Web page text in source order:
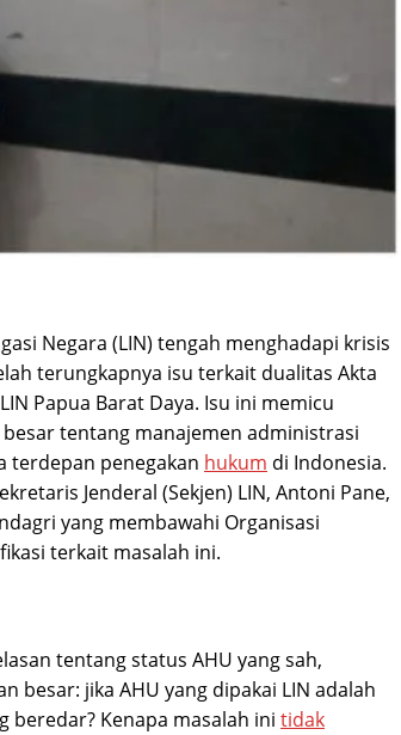
Negara (LIN) tengah menghadapi krisis
terungkapnya isu terkait dualitas Akta
Papua Barat Daya. Isu ini memicu
tentang manajemen administrasi
terdepan penegakan hukum di Indonesia.
Jenderal (Sekjen) LIN, Antoni Pane,
yang membawahi Organisasi
terkait masalah ini.
tentang status AHU yang sah,
besar: jika AHU yang dipakai LIN adalah
beredar? Kenapa masalah ini tidak